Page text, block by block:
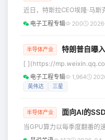
语言模型（LLM）赋能具身智
的一场人机交互革命。给AI装
体”，让其在真实世界感知、
现，让具身智能更有了“善解人
近日，特斯拉CEO埃隆·马斯
片设计团队已成功完成下一
out）是芯片设计完成的最
型，正式交付代工厂进行样
片问题对特斯拉来说至关重
六
电子工程专辑 200
半导体产业 特朗普自曝
[ ](https://mp.weixin.qq.com/s?
5月19日消息，美国总统特朗
电子工程专辑 1,964
英伟达 三星
半导体产业 面向AI的
当GPU算力以每季度翻番的
的“硬通货”，一块被严重低